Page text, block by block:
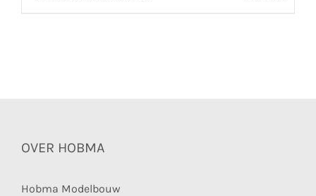
OVER HOBMA
Hobma Modelbouw